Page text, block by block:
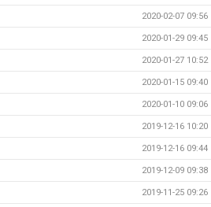
2020-02-07 09:56
2020-01-29 09:45
2020-01-27 10:52
2020-01-15 09:40
2020-01-10 09:06
2019-12-16 10:20
2019-12-16 09:44
2019-12-09 09:38
2019-11-25 09:26